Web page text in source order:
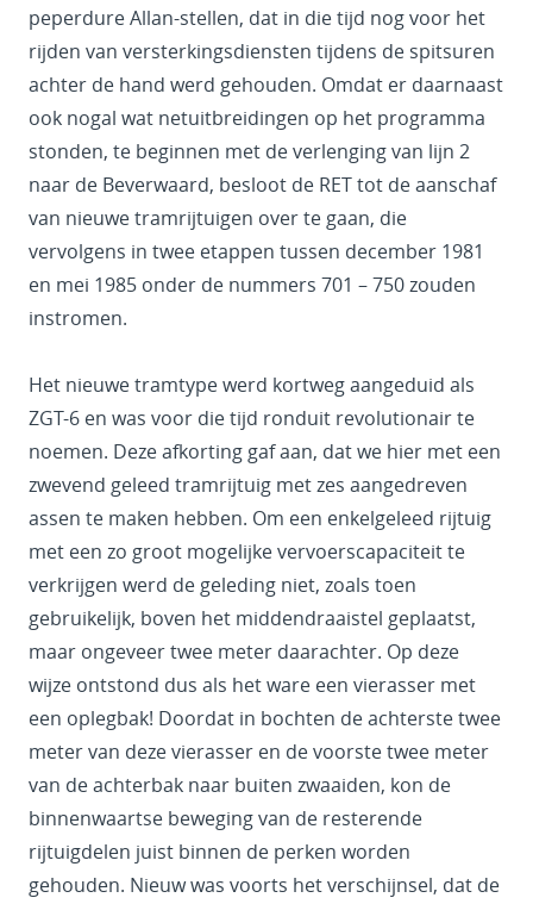
peperdure Allan-stellen, dat in die tijd nog voor het
rijden van versterkingsdiensten tijdens de spitsuren
achter de hand werd gehouden. Omdat er daarnaast
ook nogal wat netuitbreidingen op het programma
stonden, te beginnen met de verlenging van lijn 2
naar de Beverwaard, besloot de RET tot de aanschaf
van nieuwe tramrijtuigen over te gaan, die
vervolgens in twee etappen tussen december 1981
en mei 1985 onder de nummers 701 – 750 zouden
instromen.
Het nieuwe tramtype werd kortweg aangeduid als
ZGT-6 en was voor die tijd ronduit revolutionair te
noemen. Deze afkorting gaf aan, dat we hier met een
zwevend geleed tramrijtuig met zes aangedreven
assen te maken hebben. Om een enkelgeleed rijtuig
met een zo groot mogelijke vervoerscapaciteit te
verkrijgen werd de geleding niet, zoals toen
gebruikelijk, boven het middendraaistel geplaatst,
maar ongeveer twee meter daarachter. Op deze
wijze ontstond dus als het ware een vierasser met
een oplegbak! Doordat in bochten de achterste twee
meter van deze vierasser en de voorste twee meter
van de achterbak naar buiten zwaaiden, kon de
binnenwaartse beweging van de resterende
rijtuigdelen juist binnen de perken worden
gehouden. Nieuw was voorts het verschijnsel, dat de